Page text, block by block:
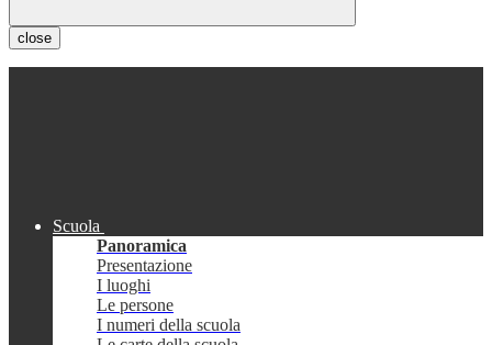
close
Scuola
Panoramica
Presentazione
I luoghi
Le persone
I numeri della scuola